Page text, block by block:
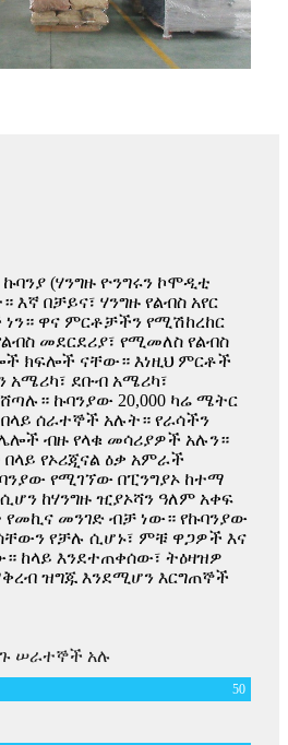
(ሃንግዙ ዮንግሩን ኮሞዲቲ
እኛ በቻይና፣ ሃንግዙ የልብስ አየር
ዋና ምርቶቻችን የሚሽከረከር
መደርደሪያ፣ የሚመለስ የልብስ
ክፍሎች ናቸው። እነዚህ ምርቶች
አሜሪካ፣ ደቡብ አሜሪካ፣
ኩባንያው 20,000 ካሬ ሜትር
ሰራተኞች አሉት። የራሳችን
ብዙ የላቁ መሳሪያዎች አሉን።
የኦሪጂናል ዕቃ አምራች
የሚገኘው በፒንግያኦ ከተማ
ከሃንግዙ ዢያኦሻን ዓለም አቀፍ
የመኪና መንገድ ብቻ ነው። የኩባንያው
የቻሉ ሲሆኑ፣ ምቹ ዋጋዎች እና
ከላይ እንደተጠቀሰው፣ ትዕዛዝዎ
ዝግጁ እንደሚሆን እርግጠኞች
ሠራተኞች አሉ
50